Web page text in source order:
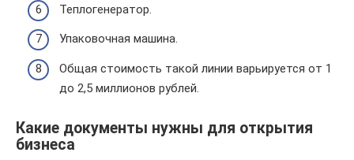
Теплогенератор.
Упаковочная машина.
Общая стоимость такой линии варьируется от 1
до 2,5 миллионов рублей.
Какие документы нужны для открытия
бизнеса